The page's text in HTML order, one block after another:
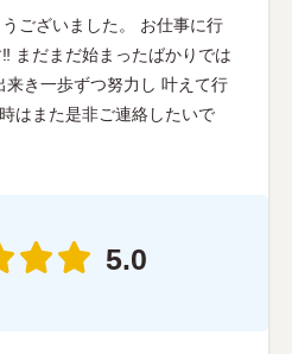
ございました。 お仕事に行
まだまだ始まったばかりでは
来き一歩ずつ努力し 叶えて行
はまた是非ご連絡したいで
5.0